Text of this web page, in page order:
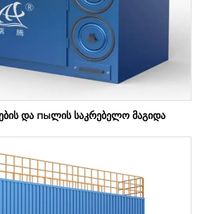
და пыლის საკრებელო მაგიდა